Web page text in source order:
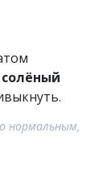
солёный
нормальным,